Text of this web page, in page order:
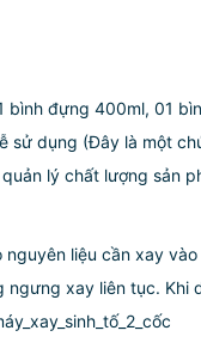
bình đựng 400ml, 01
sử dụng (Đây là một
lý chất lượng sản
liệu cần xay
ngưng xay liên tục.